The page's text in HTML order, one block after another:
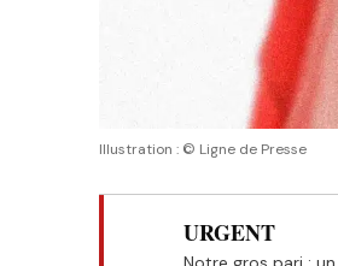
Illustration : © Ligne de Presse
URGENT